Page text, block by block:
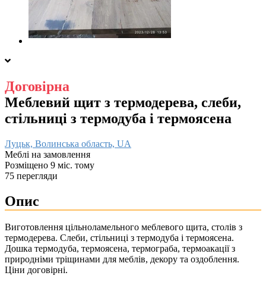
Договірна
Меблевий щит з термодерева, слеби,
стільниці з термодуба і термоясена
Луцьк, Волинська область, UA
Меблі на замовлення
Розміщено 9 міс. тому
75 перегляди
Опис
Виготовлення цільноламельного меблевого щита, столів з
термодерева. Слеби, стільниці з термодуба і термоясена.
Дошка термодуба, термоясена, термограба, термоакації з
природніми тріщинами для меблів, декору та оздоблення.
Ціни договірні.